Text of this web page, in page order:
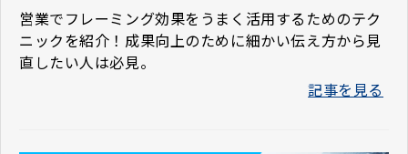
営業でフレーミング効果をうまく活用するためのテク
ニックを紹介！成果向上のために細かい伝え方から見
直したい人は必見。
記事を見る